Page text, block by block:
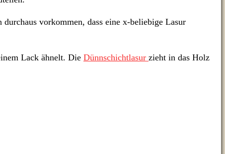
vorkommen, dass eine x-beliebige Lasur
Lack ähnelt. Die Dünnschichtlasur zieht in das Holz